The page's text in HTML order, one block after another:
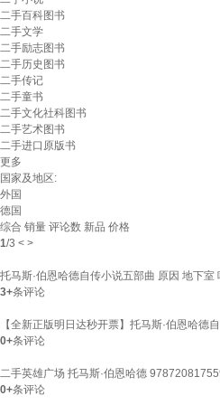
二手百科图书
二手文学
二手励志图书
二手历史图书
二手传记
二手童书
二手文化社科图书
二手艺术图书
二手进口原版书
更多
国家及地区:
外国
德国
综合 销量 评论数 新品 价格
1/3 < >
托马斯·伯恩哈德自传小说五部曲 原因 地下
3+条评论
【全新正版明日达秒开票】托马斯·伯恩哈德
0+条评论
二手英雄广场 托马斯·伯恩哈德
0+条评论